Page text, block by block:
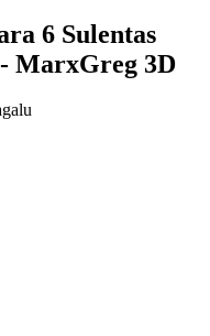
6 Sulentas
MarxGreg 3D